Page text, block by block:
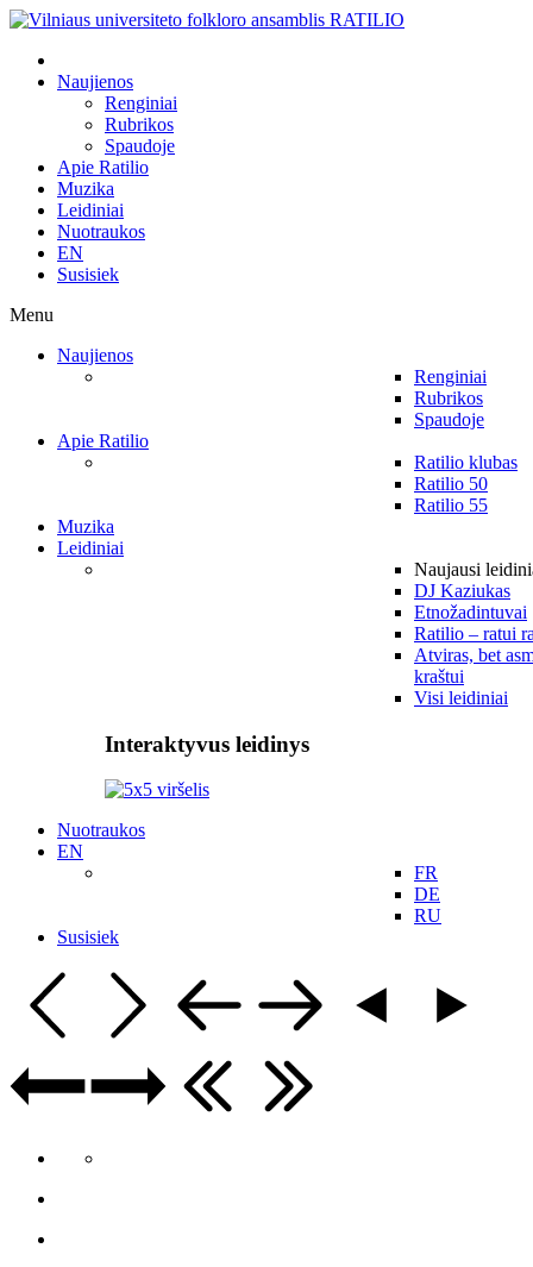
Naujienos
Renginiai
Rubrikos
Spaudoje
Apie Ratilio
Muzika
Leidiniai
Nuotraukos
EN
Susisiek
Menu
Naujienos
Renginiai
Rubrikos
Spaudoje
Apie Ratilio
Ratilio klubas
Ratilio 50
Ratilio 55
Muzika
Leidiniai
Naujausi
DJ Kaziukas
Etnožadintuvai
Ratilio – ratui
Atviras, bet
kraštui
Visi leidiniai
Interaktyvus leidinys
Nuotraukos
EN
FR
DE
RU
Susisiek